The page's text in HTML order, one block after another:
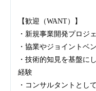
【歓迎（WANT）】
・新規事業開発プロジ
・協業やジョイントベ
・技術的知見を基盤に
経験
・コンサルタントとし